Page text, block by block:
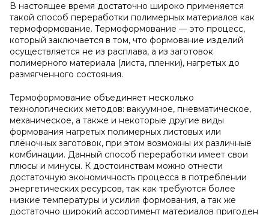
В настоящее время достаточно широко применяется
такой способ переработки полимерных материалов как
термоформование. Термоформование — это процесс,
который заключается в том, что формование изделий
осуществляется не из расплава, а из заготовок
полимерного материала (листа, пленки), нагретых до
размягченного состояния.
Термоформование объединяет несколько
технологических методов: вакуумное, пневматическое,
механическое, а также и некоторые другие виды
формования нагретых полимерных листовых или
плёночных заготовок, при этом возможны их различные
комбинации. Данный способ переработки имеет свои
плюсы и минусы. К достоинствам можно отнести
достаточную экономичность процесса в потреблении
энергетических ресурсов, так как требуются более
низкие температуры и усилия формования, а так же
достаточно широкий ассортимент материалов пригоден